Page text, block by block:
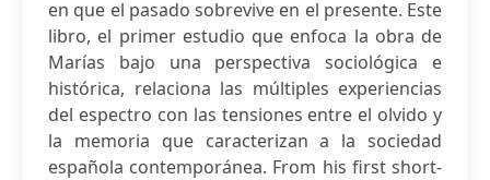
en que el pasado sobrevive en el presente. Este
libro, el primer estudio que enfoca la obra de
Marías bajo una perspectiva sociológica e
histórica, relaciona las múltiples experiencias
del espectro con las tensiones entre el olvido y
la memoria que caracterizan a la sociedad
española contemporánea. From his first short-